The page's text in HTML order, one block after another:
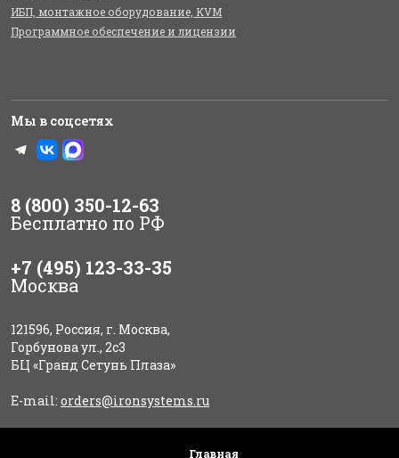
ИБП, монтажное оборудование, KVM
Программное обеспечение и лицензии
Мы в соцсетях
8 (800) 350-12-63
Бесплатно по РФ
+7 (495) 123-33-35
Москва
121596, Россия, г. Москва,
Горбунова ул., 2с3
БЦ «Гранд Сетунь Плаза»
E-mail: orders@ironsystems.ru
Главная